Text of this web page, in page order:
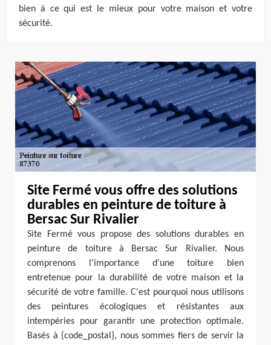
bien à ce qui est le mieux pour votre maison et votre
sécurité.
Site Fermé vous offre des solutions
durables en peinture de toiture à
Bersac Sur Rivalier
Site Fermé vous propose des solutions durables en
peinture de toiture à Bersac Sur Rivalier. Nous
comprenons l'importance d'une toiture bien
entretenue pour la durabilité de votre maison et la
sécurité de votre famille. C'est pourquoi nous utilisons
des peintures écologiques et résistantes aux
intempéries pour garantir une protection optimale.
Basés à {code_postal}, nous sommes fiers de servir la